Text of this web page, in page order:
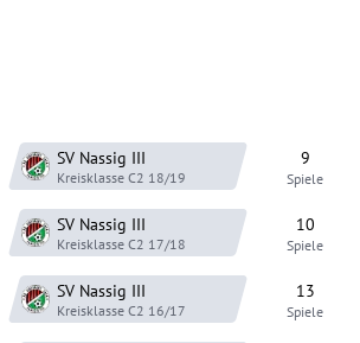
SV Nassig III
Kreisklasse C2 18/19
9
Spiele
SV Nassig III
Kreisklasse C2 17/18
10
Spiele
SV Nassig III
Kreisklasse C2 16/17
13
Spiele